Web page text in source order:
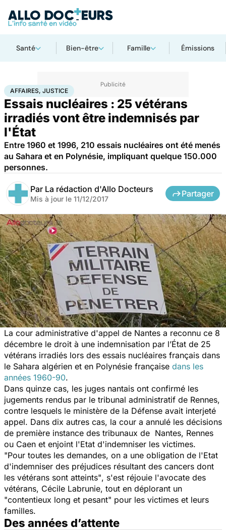
Santé Bien-être Famille Émissions
AccueilSantéSociétéJustice Affaires, justice
AFFAIRES, JUSTICE
Essais nucléaires : 25 vétérans
irradiés vont être indemnisés par
l'État
Entre 1960 et 1996, 210 essais nucléaires ont été menés
au Sahara et en Polynésie, impliquant quelque 150.000
personnes.
Par La rédaction d'Allo Docteurs
Mis à jour le 11/12/2017
Partager
La cour administrative d'appel de Nantes a reconnu ce 8
décembre le droit à une indemnisation par l’État de 25
vétérans irradiés lors des essais nucléaires français dans
le Sahara algérien et en Polynésie française dans les
années 1960-90.
Dans quinze cas, les juges nantais ont confirmé les
jugements rendus par le tribunal administratif de Rennes,
contre lesquels le ministère de la Défense avait interjeté
appel. Dans dix autres cas, la cour a annulé les décisions
de première instance des tribunaux de Nantes, Rennes
ou Caen et enjoint l'Etat d'indemniser les victimes.
"Pour toutes les demandes, on a une obligation de l'Etat
d'indemniser des préjudices résultant des cancers dont
les vétérans sont atteints", s'est réjouie l'avocate des
vétérans, Cécile Labrunie, tout en déplorant un
"contentieux long et pesant" pour les victimes et leurs
familles.
Des années d’attente